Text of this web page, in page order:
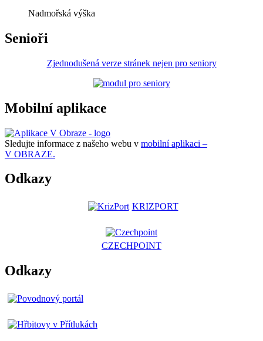
Nadmořská výška
Senioři
Zjednodušená verze stránek nejen pro seniory
Mobilní aplikace
Sledujte informace z našeho webu v mobilní aplikaci –
V OBRAZE.
Odkazy
KRIZPORT
CZECHPOINT
Odkazy